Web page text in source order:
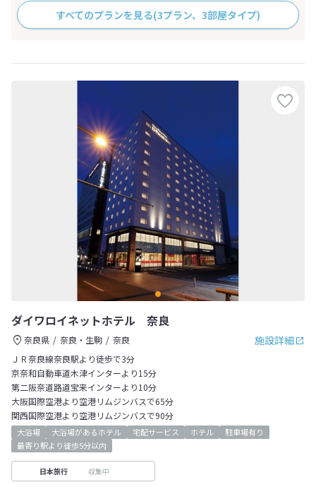
すべてのプランを見る(3プラン、3部屋タイプ)
ダイワロイネットホテル 奈良
施設詳細
奈良県 奈良・生駒
奈良
ＪＲ奈良線奈良駅より徒歩で3分
京奈和自動車道木津インターより15分
第二阪奈道路道宝来インターより10分
大阪国際空港より空港リムジンバスで65分
関西国際空港より空港リムジンバスで90分
大浴場 大浴場があるホテル 宅配サービス ホテル
駐車場有り
最寄り駅より徒歩5分以内
日本旅行 収集中